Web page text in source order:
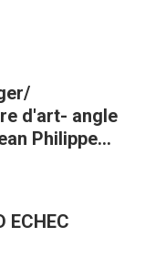
d'art- angle
Philippe
ECHEC